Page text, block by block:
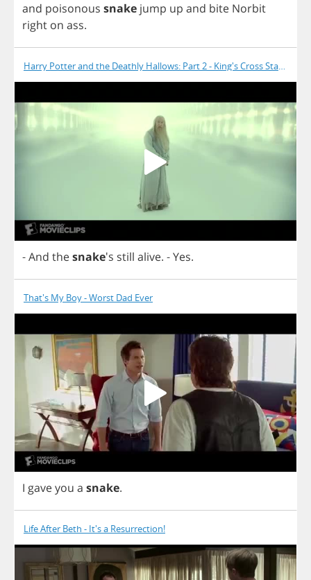
and poisonous snake jump up and bite Norbit
right on ass.
Harry Potter and the Deathly Hallows: Part 2 - King's Cross Station
-And thesnake's still alive. -Yes.
That's My Boy - Worst Dad Ever
I gaveyou a snake.
Life After Beth - It's a Resurrection!